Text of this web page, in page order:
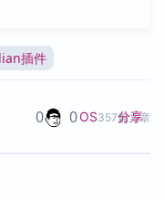
插件
OS357篇文章
0 0 分享